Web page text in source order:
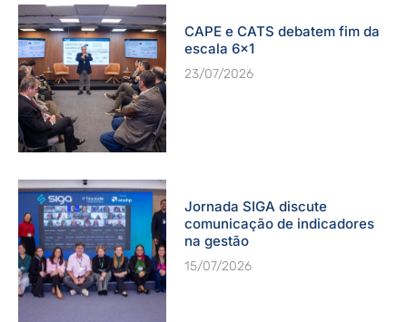
CAPE e CATS debatem fim da
escala 6×1
23/07/2026
Jornada SIGA discute
comunicação de indicadores
na gestão
15/07/2026